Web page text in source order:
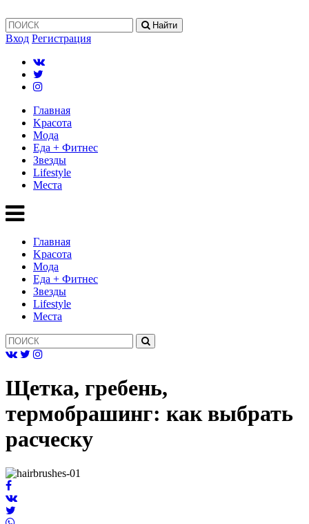
Найти
Вход Регистрация
Главная
Kрасота
Мода
Еда + Фитнес
Звезды
Lifestyle
Mеста
Главная
Kрасота
Мода
Еда + Фитнес
Звезды
Lifestyle
Mеста
Щетка, гребень,
термобрашинг: как выбрать
расческу